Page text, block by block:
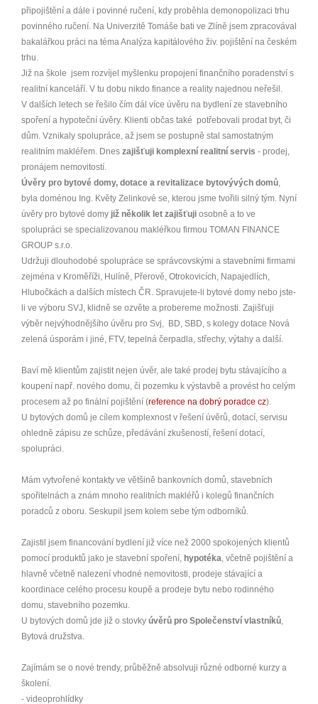
připojištění a dále i povinné ručení, kdy proběhla demonopolizaci trhu
povinného ručení. Na Univerzitě Tomáše bati ve Zlíně jsem zpracovával
bakalářkou práci na téma Analýza kapitálového živ. pojištění na českém
trhu.
Již na škole jsem rozvíjel myšlenku propojení finančního poradenství s
realitní kanceláří. V tu dobu nikdo finance a reality najednou neřešil.
V dalších letech se řešilo čím dál více úvěru na bydlení ze stavebního
spoření a hypoteční úvěry. Klienti občas také potřebovali prodat byt, či
dům. Vznikaly spolupráce, až jsem se postupně stal samostatným
realitním makléřem. Dnes zajišťuji komplexní realitní servis - prodej,
pronájem nemovitostí.
Úvěry pro bytové domy, dotace a revitalizace bytovývých domů
byla doménou Ing. Květy Zelinkové se, kterou jsme tvořili silný tým. Nyní
úvěry pro bytové domy již několik let zajišťuji osobně a to ve
spolupráci se specializovanou makléřkou firmou TOMAN FINANCE
GROUP s.r.o.
Udržuji dlouhodobé spolupráce se správcovskými a stavebními firmami
zejména v Kroměříži, Hulíně, Přerově, Otrokovicích, Napajedlích,
Hlubočkách a dalších místech ČR. Spravujete-li bytové domy nebo jste-
li ve výboru SVJ, klidně se ozvěte a probereme možnosti. Zajišťuji
výběr nejvýhodnějšího úvěru pro Svj, BD, SBD, s kolegy dotace Nová
zelená úsporám i jiné, FTV, tepelná čerpadla, střechy, výtahy a další.
Baví mě klientům zajistit nejen úvěr, ale také prodej bytu stávajícího a
koupení např. nového domu, či pozemku k výstavbě a provést ho celým
procesem až po finální pojištění (reference na dobrý poradce cz).
U bytových domů je cílem komplexnost v řešení úvěrů, dotací, servisu
ohledně zápisu ze schůze, předávání zkušeností, řešení dotací,
spolupráci.
Mám vytvořené kontakty ve většině bankovních domů, stavebních
spořitelnách a znám mnoho realitních makléřů i kolegů finančních
poradců z oboru. Seskupil jsem kolem sebe tým odborníků.
Zajistil jsem financování bydlení již více než 2000 spokojených klientů
pomocí produktů jako je stavební spoření, hypotéka , včetně pojištění a
hlavně včetně nalezení vhodné nemovitosti, prodeje stávající a
koordinace celého procesu koupě a prodeje bytu nebo rodinného
domu, stavebního pozemku.
U bytových domů jde již o stovky úvěrů pro Společenství vlastníků
Bytová družstva.
Zajímám se o nové trendy, průběžně absolvuji různé odborné kurzy a
školení.
- videoprohlídky